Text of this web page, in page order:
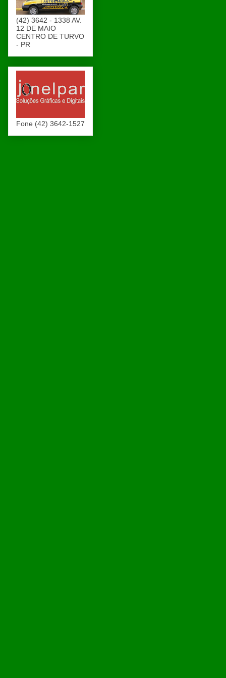
(42) 3642 - 1338 AV.
12 DE MAIO
CENTRO DE TURVO
- PR
Fone (42) 3642-1527